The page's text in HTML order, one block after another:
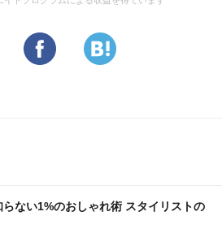
ない1%のおしゃれ術 スタイリストの